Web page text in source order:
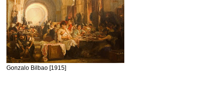
Gonzalo Bilbao [1915]